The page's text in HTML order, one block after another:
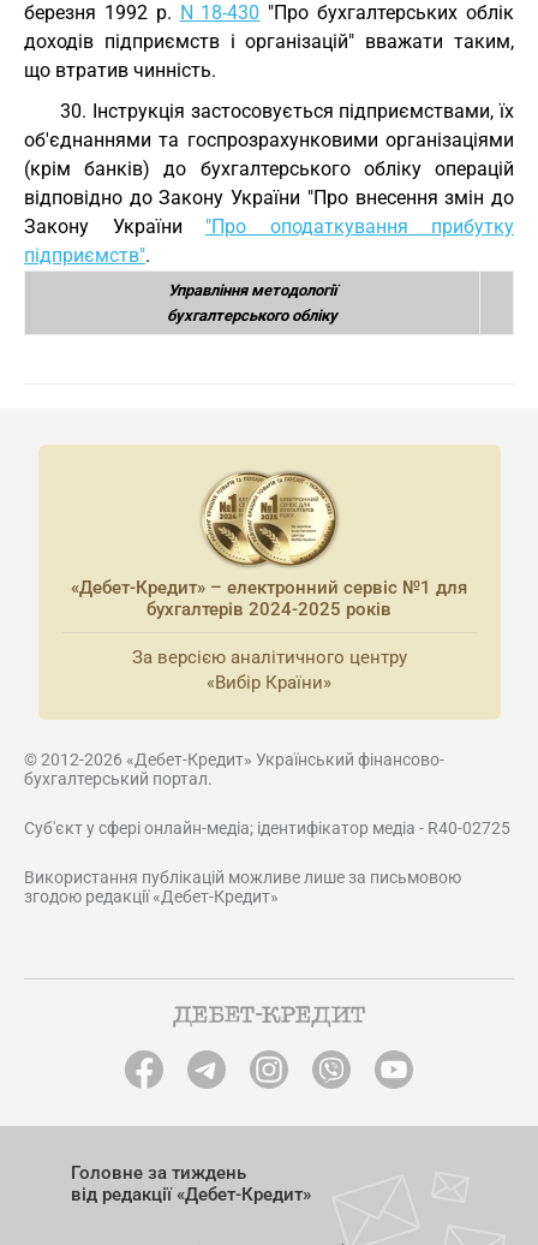
березня 1992 р. N 18-430 "Про бухгалтерських облік
доходів підприємств і організацій" вважати таким,
що втратив чинність.
30. Інструкція застосовується підприємствами, їх
об'єднаннями та госпрозрахунковими організаціями
(крім банків) до бухгалтерського обліку операцій
відповідно до Закону України "Про внесення змін до
Закону України "Про оподаткування прибутку
підприємств".
Управління методології
бухгалтерського обліку
«Дебет-Кредит» – електронний сервіс №1 для
бухгалтерів 2024-2025 років
За версією аналітичного центру
«Вибір Країни»
© 2012-2026 «Дебет-Кредит» Український фінансово-
бухгалтерський портал.
Суб'єкт у сфері онлайн-медіа; ідентифікатор медіа - R40-02725
Використання публікацій можливе лише за письмовою
згодою редакції «Дебет-Кредит»
Головне за тиждень
від редакції «Дебет-Кредит»